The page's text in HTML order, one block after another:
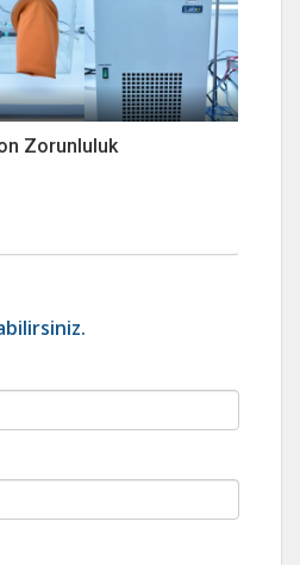
Zorunluluk